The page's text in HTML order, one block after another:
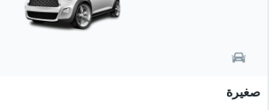
صغيرة